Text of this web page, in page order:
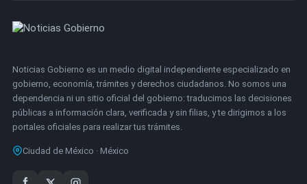
Noticias Gobierno es un medio digital independiente especializado en
gobierno, economía, trámites y derechos ciudadanos. No somos una
dependencia ni un sitio oficial del gobierno: traducimos las decisiones
públicas a información clara, verificada y sin filias, y te dirigimos a los
portales oficiales para realizar tus trámites.
Ciudad de México · México